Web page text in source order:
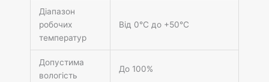
Діапазон
робочих
температур
Від 0°С до +50°С
Допустима
вологість
До 100%